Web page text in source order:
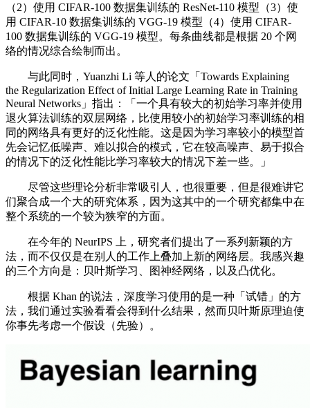
（2）使用 CIFAR-100 数据集训练的 ResNet-110 模型（3）使
用 CIFAR-10 数据集训练的 VGG-19 模型（4）使用 CIFAR-
100 数据集训练的 VGG-19 模型。每条曲线都是根据 20 个网
络的情况综合绘制而出。
与此同时，Yuanzhi Li 等人的论文「Towards Explaining
the Regularization Effect of Initial Large Learning Rate in Training
Neural Networks」指出：「一个具有较大的初始学习率并使用
退火算法训练的双层网络，比使用较小的初始学习率训练的相
同的网络具有更好的泛化性能。这是因为学习率较小的模型首
先会记忆低噪声、难以拟合的模式，它在较高噪声、易于拟合
的情况下的泛化性能比学习率较大的情况下差一些。」
尽管这些理论分析非常吸引人，也很重要，但是很难讲它
们聚合成一个大的研究体系，因为这其中的一个研究都集中在
整个系统的一个较为狭窄的方面。
在今年的 NeurIPS 上，研究者们提出了一系列新颖的方
法，而不仅仅是在别人的工作上叠加上新的网络层。我感兴趣
的三个方向是：贝叶斯学习、图神经网络，以及凸优化。
根据 Khan 的说法，深度学习使用的是一种「试错」的方
法，我们通过实验看看会得到什么结果，然而贝叶斯原理迫使
你事先考虑一个假设（先验）。